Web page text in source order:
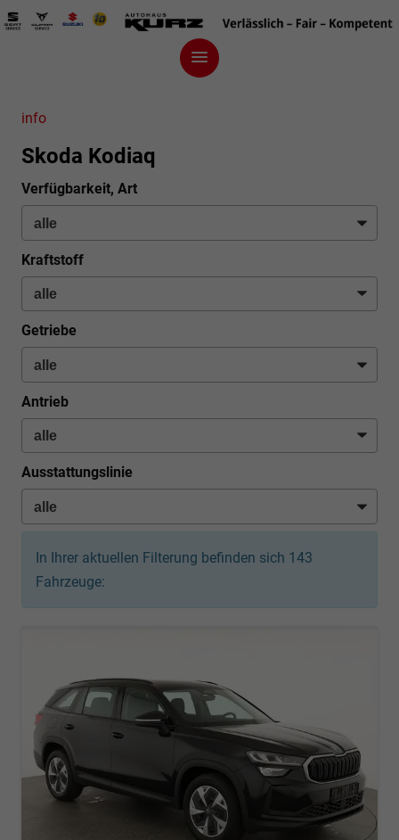
info
Skoda Kodiaq
Verfügbarkeit, Art
Kraftstoff
Getriebe
Antrieb
Ausstattungslinie
In Ihrer aktuellen Filterung befinden sich 143
Fahrzeuge: